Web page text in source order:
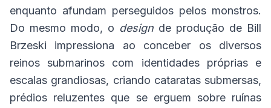
enquanto afundam perseguidos pelos monstros.
Do mesmo modo, o design de produção de Bill
Brzeski impressiona ao conceber os diversos
reinos submarinos com identidades próprias e
escalas grandiosas, criando cataratas submersas,
prédios reluzentes que se erguem sobre ruínas